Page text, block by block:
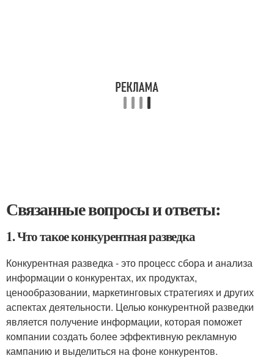
Связанные вопросы и ответы:
1. Что такое конкурентная разведка
Конкурентная разведка - это процесс сбора и анализа
информации о конкурентах, их продуктах,
ценообразовании, маркетинговых стратегиях и других
аспектах деятельности. Целью конкурентной разведки
является получение информации, которая поможет
компании создать более эффективную рекламную
кампанию и выделиться на фоне конкурентов.